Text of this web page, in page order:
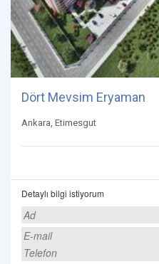
Dört Mevsim Eryaman
Ankara, Etimesgut
Detaylı bilgi istiyorum